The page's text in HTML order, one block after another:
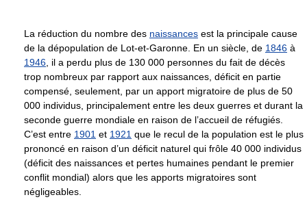
La réduction du nombre des naissances est la principale cause
de la dépopulation de Lot-et-Garonne. En un siècle, de 1846 à
1946, il a perdu plus de 130 000 personnes du fait de décès
trop nombreux par rapport aux naissances, déficit en partie
compensé, seulement, par un apport migratoire de plus de 50
000 individus, principalement entre les deux guerres et durant la
seconde guerre mondiale en raison de l’accueil de réfugiés.
C’est entre 1901 et 1921 que le recul de la population est le plus
prononcé en raison d’un déficit naturel qui frôle 40 000 individus
(déficit des naissances et pertes humaines pendant le premier
conflit mondial) alors que les apports migratoires sont
négligeables.